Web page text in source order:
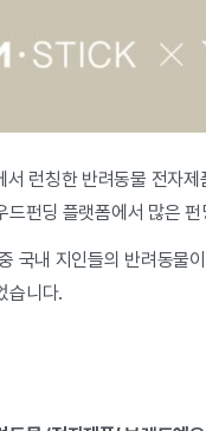
런칭한 반려동물 전자
펀딩 플랫폼에서 많은
국내 지인들의 반려동물
습니다.